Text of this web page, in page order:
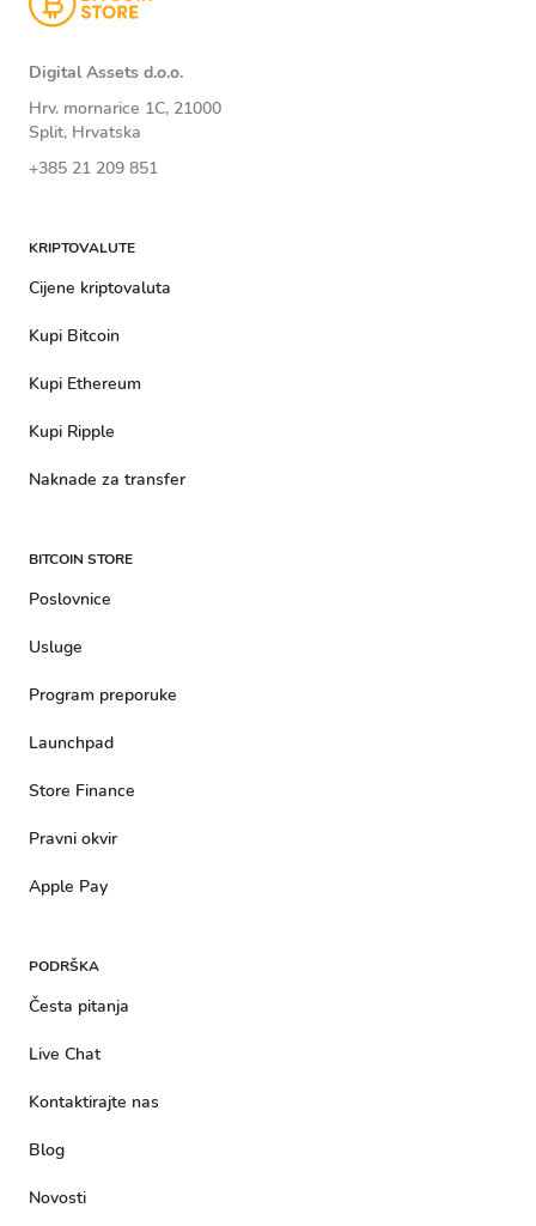
Digital Assets d.o.o.
Hrv. mornarice 1C, 21000
Split, Hrvatska
+385 21 209 851
KRIPTOVALUTE
Cijene kriptovaluta
Kupi Bitcoin
Kupi Ethereum
Kupi Ripple
Naknade za transfer
BITCOIN STORE
Poslovnice
Usluge
Program preporuke
Launchpad
Store Finance
Pravni okvir
Apple Pay
PODRŠKA
Česta pitanja
Live Chat
Kontaktirajte nas
Blog
Novosti